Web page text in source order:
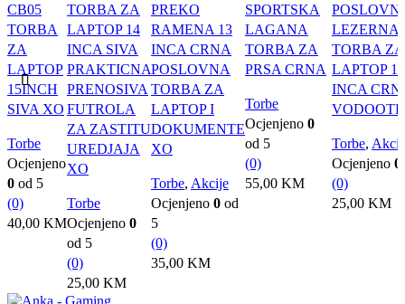
CB05
TORBA
ZA
LAPTOP
15INCH
SIVA XO
Torbe
Ocjenjeno
0 od 5
(0)
40,00 KM
TORBA ZA
LAPTOP 14
INCA SIVA
PRAKTICNA
PRENOSIVA
FUTROLA
ZA ZASTITU
UREDJAJA
XO
Torbe
Ocjenjeno 0
od 5
(0)
25,00 KM
PREKO
RAMENA 13
INCA CRNA
POSLOVNA
TORBA ZA
LAPTOP I
DOKUMENTE
XO
Torbe, Akcije
Ocjenjeno 0 od
5
(0)
35,00 KM
SPORTSKA
LAGANA
TORBA ZA
PRSA CRNA
Torbe
Ocjenjeno 0
od 5
(0)
55,00 KM
LEZERNA
TORBA ZA
LAPTOP
INCA
Torbe,
Ocjenjeno 0
(0)
25,00 KM